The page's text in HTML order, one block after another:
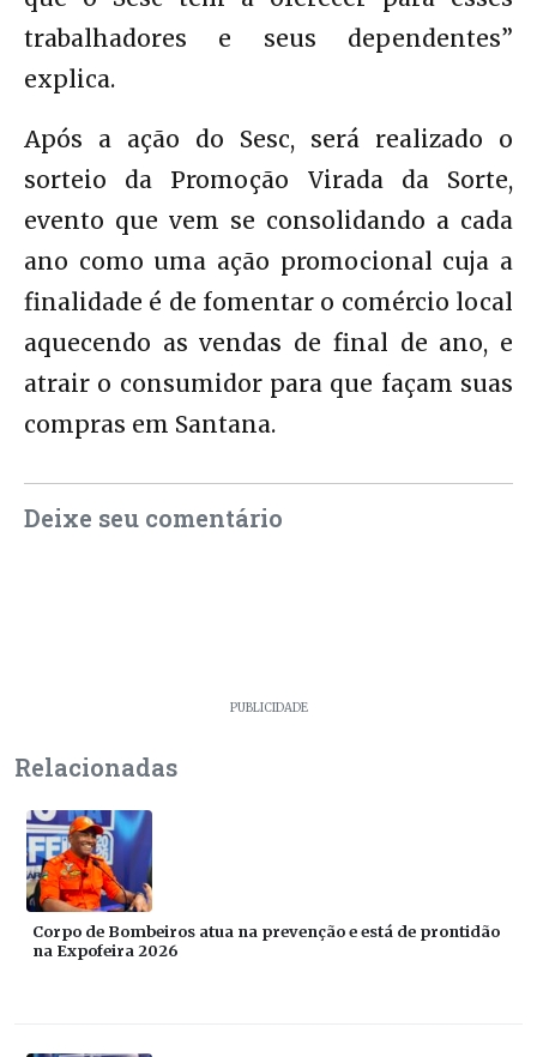
trabalhadores e seus dependentes”
explica.
Após a ação do Sesc, será realizado o
sorteio da Promoção Virada da Sorte,
evento que vem se consolidando a cada
ano como uma ação promocional cuja a
finalidade é de fomentar o comércio local
aquecendo as vendas de final de ano, e
atrair o consumidor para que façam suas
compras em Santana.
Deixe seu comentário
PUBLICIDADE
Relacionadas
Corpo de Bombeiros atua na prevenção e está de prontidão
na Expofeira 2026